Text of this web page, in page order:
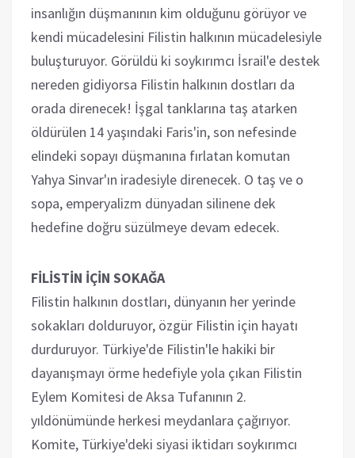
insanlığın düşmanının kim olduğunu görüyor ve
kendi mücadelesini Filistin halkının mücadelesiyle
buluşturuyor. Görüldü ki soykırımcı İsrail'e destek
nereden gidiyorsa Filistin halkının dostları da
orada direnecek! İşgal tanklarına taş atarken
öldürülen 14 yaşındaki Faris'in, son nefesinde
elindeki sopayı düşmanına fırlatan komutan
Yahya Sinvar'ın iradesiyle direnecek. O taş ve o
sopa, emperyalizm dünyadan silinene dek
hedefine doğru süzülmeye devam edecek.
FİLİSTİN İÇİN SOKAĞA
Filistin halkının dostları, dünyanın her yerinde
sokakları dolduruyor, özgür Filistin için hayatı
durduruyor. Türkiye'de Filistin'le hakiki bir
dayanışmayı örme hedefiyle yola çıkan Filistin
Eylem Komitesi de Aksa Tufanının 2.
yıldönümünde herkesi meydanlara çağırıyor.
Komite, Türkiye'deki siyasi iktidarı soykırımcı